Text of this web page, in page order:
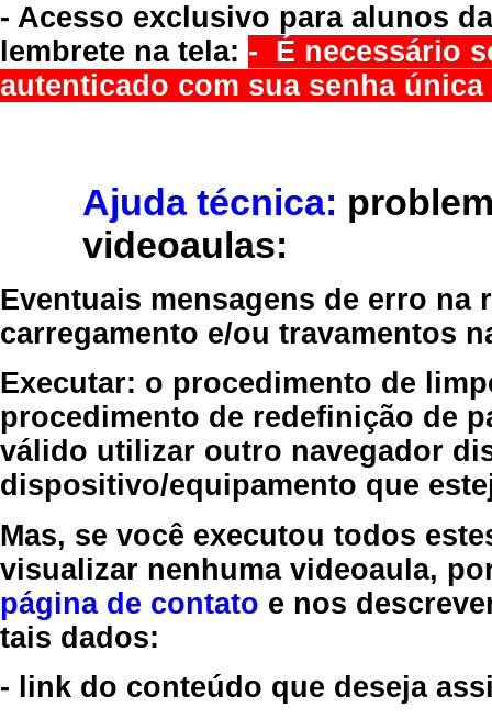
- Acesso exclusivo para alunos
lembrete na tela: - É necessário
autenticado com sua senha
Ajuda técnica:
videoaulas:
Eventuais mensagens de erro
carregamento e/ou travamentos
Executar: o procedimento de
procedimento de redefinição de
válido utilizar outro navegador
dispositivo/equipamento que
Mas, se você executou todos
visualizar nenhuma videoaula,
página de contato e nos
tais dados:
- link do conteúdo que deseja